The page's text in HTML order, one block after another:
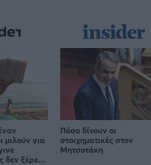
μιλούν για
δεν ξέρει
Πόσο δίνουν οι
στοιχηματικές στον
Μητσοτάκη